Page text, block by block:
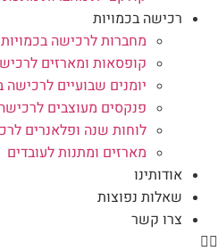
רכישה בכמויות
מחברות לרכישה בכמויות
קופסאות ומארזים
יומנים שבועיים לרכישה
פנקסים מעוצבים
לוחות שנה ופלאנרים
מארזים ומתנות לעובדים
אודותינו
שאלות נפוצות
צרו קשר